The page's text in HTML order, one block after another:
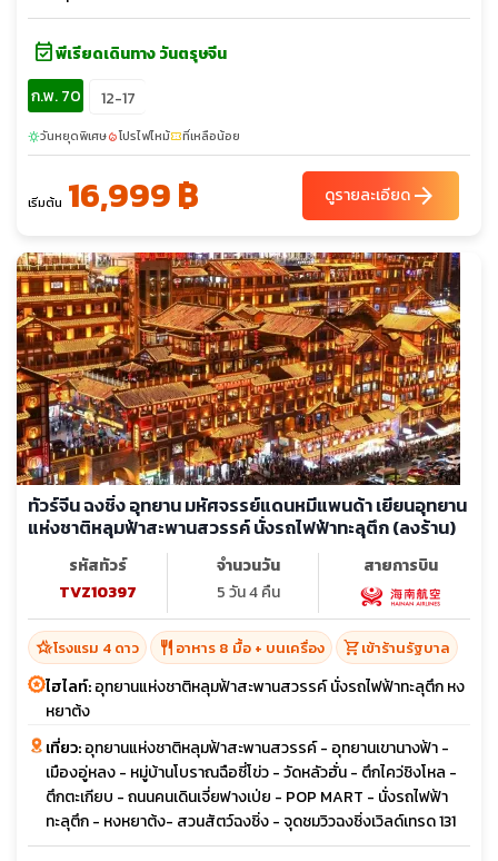
event_availableพีเรียดเดินทาง วันตรุษจีน
ก.พ. 70
12-17
sunnyวันหยุดพิเศษlocal_fire_departmentโปรไฟไหม้confirmation_numberที่เหลือน้อย
เริ่มต้น 16,999 ฿ ดูรายละเอียดarrow_forward
ทัวร์จีน ฉงชิ่ง อุทยาน มหัศจรรย์แดนหมีแพนด้า เยียนอุทยาน
แห่งชาติหลุมฟ้าสะพานสวรรค์ นั่งรถไฟฟ้าทะลุตึก (ลงร้าน)
รหัสทัวร์
TVZ10397
จำนวนวัน
5 วัน 4 คืน
สายการบิน
hotel_classโรงแรม 4 ดาว restaurant อาหาร 8 มื้อ + บนเครื่อง shopping_cartเข้าร้านรัฐบาล
ไฮไลท์:อุทยานแห่งชาติหลุมฟ้าสะพานสวรรค์ นั่งรถไฟฟ้าทะลุตึก หง
หยาต้ง
เที่ยว:อุทยานแห่งชาติหลุมฟ้าสะพานสวรรค์ - อุทยานเขานางฟ้า -
เมืองอู่หลง - หมู่บ้านโบราณฉือซี่โข่ว - วัดหลัวฮั่น - ตึกไคว่ชิงโหล -
ตึกตะเกียบ - ถนนคนเดินเจี่ยฟางเป่ย - POP MART - นั่งรถไฟฟ้า
ทะลุตึก - หงหยาต้ง- สวนสัตว์ฉงชิ่ง - จุดชมวิวฉงชิ่งเวิลด์เทรด 131